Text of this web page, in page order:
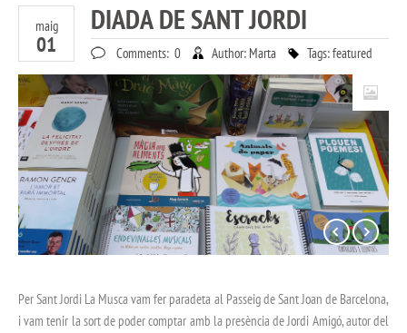
maig
01
DIADA DE SANT JORDI
Comments: 0 Author: Marta Tags:featured
PreviousNext
Per Sant Jordi La Musca vam fer paradeta al Passeig de Sant Joan de Barcelona,
i vam tenir la sort de poder comptar amb la presència de Jordi Amigó, autor del